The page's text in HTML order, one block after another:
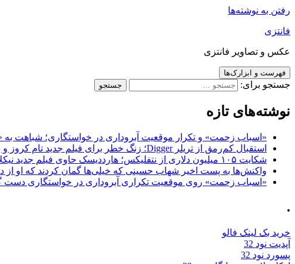
رفتن به نوشته‌ها
فانتزی
عکس و تصاویر فانتزی
فهرست و ابزارک‌ها
جستجو برای:
نوشته‌های تازه
«اسباب زحمت» و تکرار موقعیت آبروداری در خواستگاری؛ شباهت به «پایتخت7» و چرخش بر
استقبال کم‌رمق از تریلر Digger؛ زنگ خطر برای فیلم جدید تام کروز و برادران وارنر
شکایت ۱۰۵ میلیون دلاری از نتفلیکس؛ هارددیسک حاوی فیلم جدید نیکلاس کیج به سرقت رفت
واکنش‌ها به پست اخیر شهاب حسینی که خیلی‌ها گمان کردند که او از
«اسباب زحمت» روی موقعیت تکراری آبروداری در خواستگاری دست گذاشته دقیقا
.
خرید بک لینک فالو
آپدیت نود 32
پسورد نود 32